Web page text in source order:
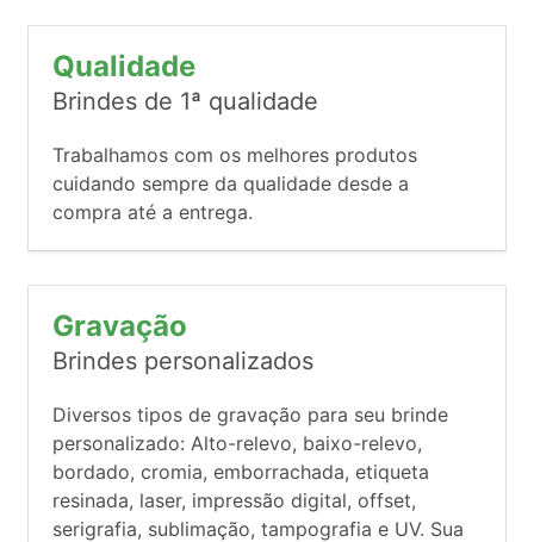
Qualidade
Brindes de 1ª qualidade
Trabalhamos com os melhores produtos
cuidando sempre da qualidade desde a
compra até a entrega.
Gravação
Brindes personalizados
Diversos tipos de gravação para seu brinde
personalizado: Alto-relevo, baixo-relevo,
bordado, cromia, emborrachada, etiqueta
resinada, laser, impressão digital, offset,
serigrafia, sublimação, tampografia e UV. Sua